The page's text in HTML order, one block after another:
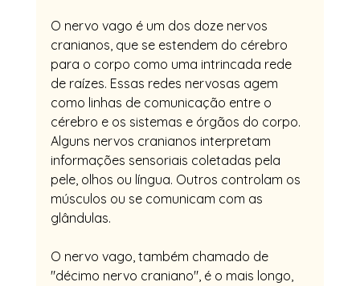
O nervo vago é um dos doze nervos
cranianos, que se estendem do cérebro
para o corpo como uma intrincada rede
de raízes. Essas redes nervosas agem
como linhas de comunicação entre o
cérebro e os sistemas e órgãos do corpo.
Alguns nervos cranianos interpretam
informações sensoriais coletadas pela
pele, olhos ou língua. Outros controlam os
músculos ou se comunicam com as
glândulas.
O nervo vago, também chamado de
"décimo nervo craniano", é o mais longo,